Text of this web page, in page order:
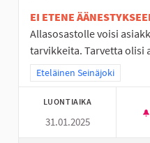
EI ETENE
Allasosastolle voisi
tarvikkeita. Tarvetta olisi
Rajaa tulokset teeman
Eteläinen Seinäjoki
LUONTIAIKA
31.01.2025